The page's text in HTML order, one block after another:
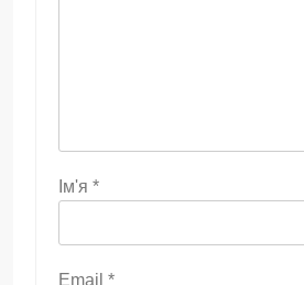
Ім'я *
Email *